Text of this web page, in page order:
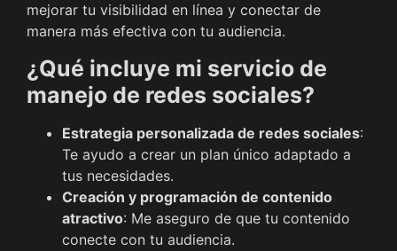
mejorar tu visibilidad en línea y conectar de
manera más efectiva con tu audiencia.
¿Qué incluye mi servicio de
manejo de redes sociales?
Estrategia personalizada de redes sociales:
Te ayudo a crear un plan único adaptado a
tus necesidades.
Creación y programación de contenido
atractivo: Me aseguro de que tu contenido
conecte con tu audiencia.